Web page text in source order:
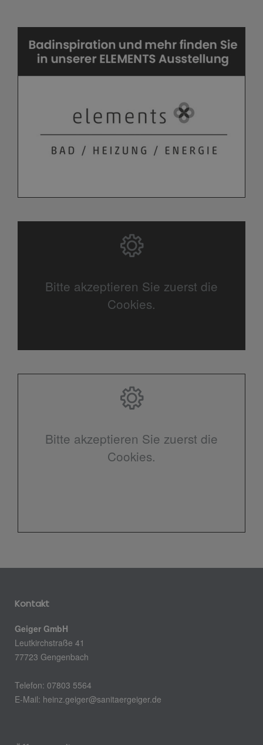
Bitte akzeptieren Sie zuerst die
Cookies.
Bitte akzeptieren Sie zuerst die
Cookies.
Kontakt
Geiger GmbH
Leutkirchstraße 41
77723 Gengenbach
Telefon: 07803 5564
E-Mail: heinz.geiger@sanitaergeiger.de